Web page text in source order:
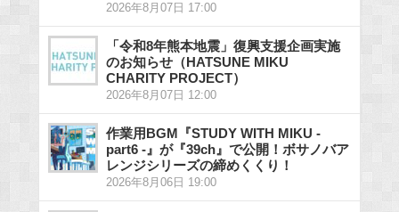
2026年8月07日 17:00
「令和8年熊本地震」復興支援企画実施
のお知らせ（HATSUNE MIKU
CHARITY PROJECT）
2026年8月07日 12:00
作業用BGM『STUDY WITH MIKU -
part6 -』が『39ch』で公開！ボサノバア
レンジシリーズの締めくくり！
2026年8月06日 19:00